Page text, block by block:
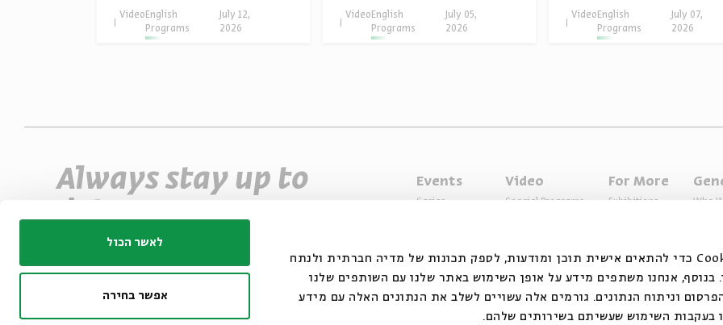
אנחנו משתמשים בקובצי Cookie כדי להתאים אישית תוכן ומודעות, לספק תכונות של מדיה חברתית ולנתח
אנחנו משתפים מידע על אופן השימוש באתר שלנו עם השותפים שלנו
וניתוח הנתונים. גורמים אלה עשויים לשלב את הנתונים האלה עם מידע
השימוש שעשיתם בשירותים שלהם.
לאשר הכול
אפשר בחירה
English
Programs
Video
July 12,
2026
English
Programs
Video
July 05,
2026
English
Programs
Video
July 07,
2026
Always stay up to
date
Sign up for our e-newsletter and never miss
an event
*Email Address
Events
Series
Video
Special Programs
For More
Exhibitions
Who